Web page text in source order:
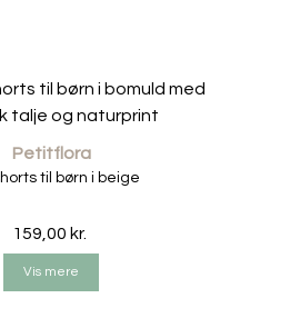
Petitflora
til børn i beige
159,00 kr.
Vis mere